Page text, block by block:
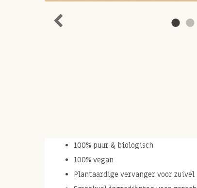
100% puur & biologisch
100% vegan
Plantaardige vervanger voor zuivel